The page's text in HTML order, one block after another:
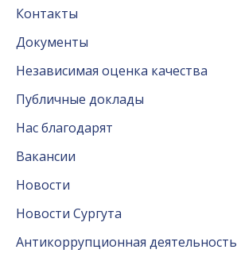
Контакты
Документы
Независимая оценка качества
Публичные доклады
Нас благодарят
Вакансии
Новости
Новости Сургута
Антикоррупционная деятельность